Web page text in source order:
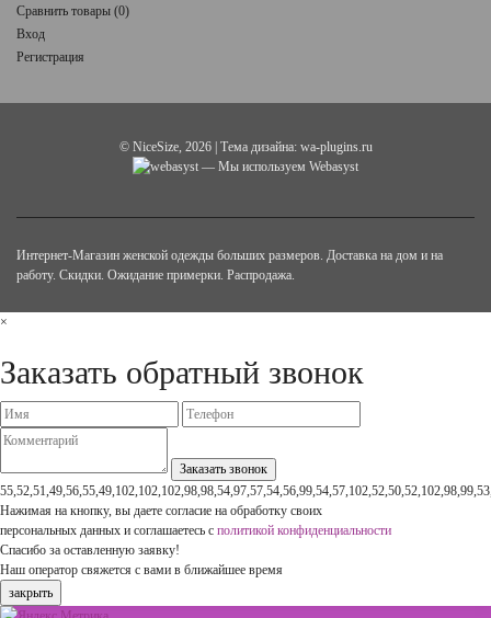
Сравнить товары (0)
Вход
Регистрация
© NiceSize, 2026 | Тема дизайна: wa-plugins.ru
— Мы используем Webasyst
Интернет-Магазин женской одежды больших размеров. Доставка на дом и на
работу. Скидки. Ожидание примерки. Распродажа.
×
Заказать обратный звонок
Нажимая на кнопку, вы даете согласие на обработку своих
персональных данных и соглашаетесь с политикой конфиденциальности
Спасибо за оставленную заявку!
Наш оператор свяжется с вами в ближайшее время
закрыть